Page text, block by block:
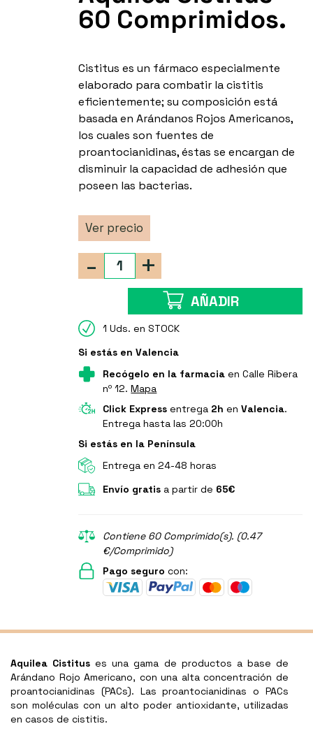
60 Comprimidos.
Cistitus es un fármaco especialmente
elaborado para combatir la cistitis
eficientemente; su composición está
basada en Arándanos Rojos Americanos,
los cuales son fuentes de
proantocianidinas, éstas se encargan de
disminuir la capacidad de adhesión que
poseen las bacterias.
Ver precio
+
-
AÑADIR
1 Uds. en STOCK
Si estás en Valencia
Recógelo en la farmacia en Calle Ribera
nº 12.Mapa
Click Express entrega 2h enValencia.
Entrega hasta las 20:00h
Si estás en la Península
Entrega en 24-48 horas
Envío gratis a partir de 65€
Contiene 60 Comprimido(s). (0.47
€/Comprimido)
Pago seguro con:
Aquilea Cistitus es una gama de productos a base de
Arándano Rojo Americano, con una alta concentración de
proantocianidinas (PACs). Las proantocianidinas o PACs
son moléculas con un alto poder antioxidante, utilizadas
en casos de cistitis.